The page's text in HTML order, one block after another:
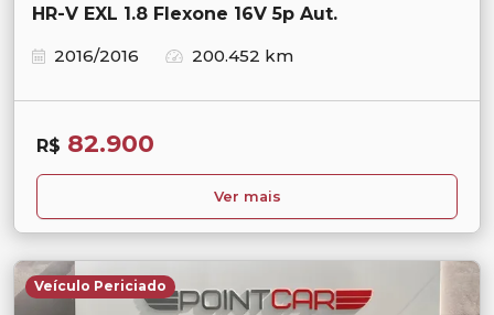
HR-V EXL 1.8 Flexone 16V 5p Aut.
2016/2016
200.452 km
R$ 82.900
Ver mais
Veículo Periciado